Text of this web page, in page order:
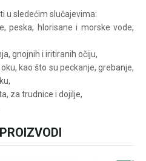
Za više informacija u
vezi online porudžbine
pišite nam:
customers@oazazdrav
lja.rs
+381631105804
Radno vreme
u sledećim slučajevima:
peska, hlorisane i morske vode,
gnojnih i iritiranih očiju,
kao što su peckanje, grebanje,
za trudnice i dojilje,